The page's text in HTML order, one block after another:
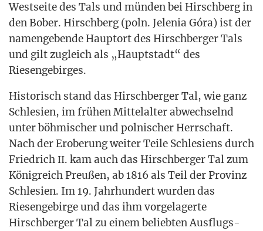
West­sei­te des Tals und mün­den bei Hirsch­berg in
den Bober. Hirsch­berg (poln. Jele­nia Góra) ist der
namen­ge­ben­de Haupt­ort des Hirsch­ber­ger Tals
und gilt zugleich als „Haupt­stadt“ des
Riesengebirges.
His­to­risch stand das Hirsch­ber­ger Tal, wie ganz
Schle­si­en, im frü­hen Mit­tel­al­ter abwech­selnd
unter böh­mi­scher und pol­ni­scher Herr­schaft.
Nach der Erobe­rung wei­ter Tei­le Schle­si­ens durch
Fried­rich II. kam auch das Hirsch­ber­ger Tal zum
König­reich Preu­ßen, ab 1816 als Teil der Pro­vinz
Schle­si­en. Im 19. Jahr­hun­dert wur­den das
Rie­sen­ge­bir­ge und das ihm vor­ge­la­ger­te
Hirsch­ber­ger Tal zu einem belieb­ten Aus­flugs-